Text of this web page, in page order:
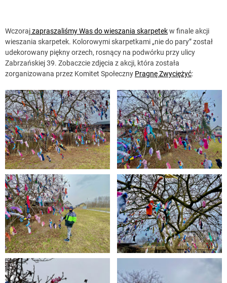
Wczorajzapraszaliśmy Was do wieszania skarpetekw finale akcji
wieszania skarpetek. Kolorowymi skarpetkami „nie do pary” został
udekorowany piękny orzech, rosnący na podwórku przy ulicy
Zabrzańskiej 39. Zobaczcie zdjęcia z akcji, która została
zorganizowana przez Komitet Społeczny Pragnę Zwyciężyć: